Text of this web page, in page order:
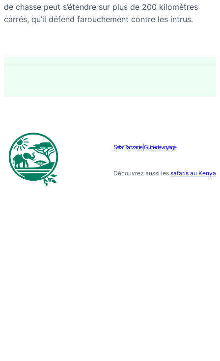
de chasse peut s’étendre sur plus de 200 kilomètres
carrés, qu’il défend farouchement contre les intrus.
Safari Tanzanie | Guide de voyage
Découvrez aussi les safaris au Kenya